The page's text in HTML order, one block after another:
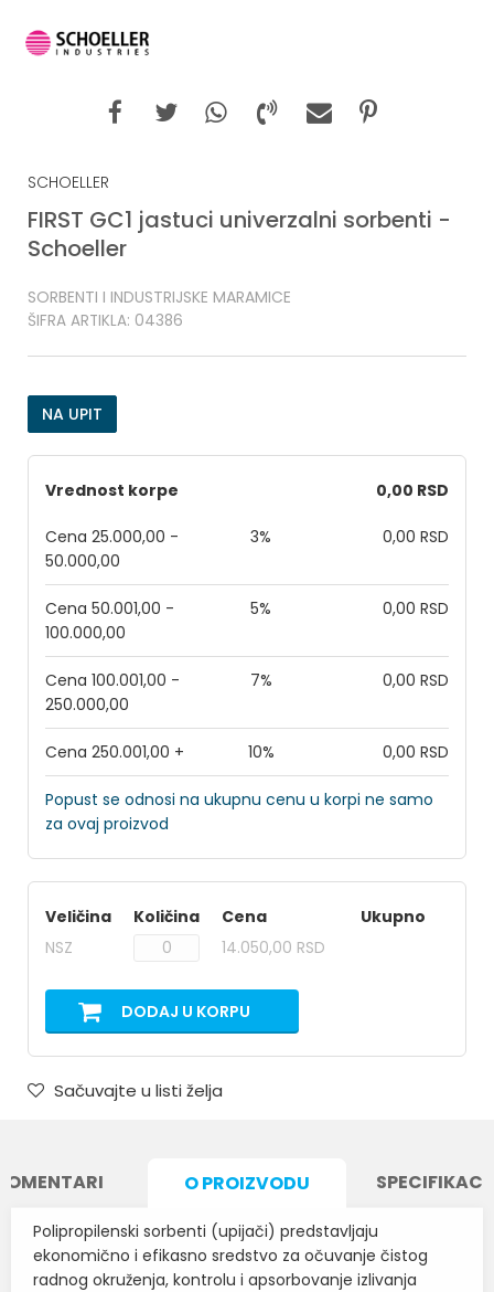
SCHOELLER
FIRST GC1 jastuci univerzalni sorbenti -
Schoeller
SORBENTI I INDUSTRIJSKE MARAMICE
ŠIFRA ARTIKLA: 04386
NA UPIT
Vrednost korpe 0,00 RSD
Cena 25.000,00 -
50.000,00
3% 0,00 RSD
Cena 50.001,00 -
100.000,00
5% 0,00 RSD
Cena 100.001,00 -
250.000,00
7% 0,00 RSD
Cena 250.001,00 + 10% 0,00 RSD
Popust se odnosi na ukupnu cenu u korpi ne samo
za ovaj proizvod
Veličina Količina Cena
Ukupno
NSZ
14.050,00 RSD
DODAJ U KORPU
Sačuvajte u listi želja
O PROIZVODU
Polipropilenski sorbenti (upijači) predstavljaju
ekonomično i efikasno sredstvo za očuvanje čistog
radnog okruženja, kontrolu i apsorbovanje izlivanja